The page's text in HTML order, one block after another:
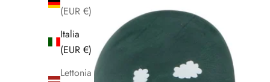
(EUR €)
Italia
(EUR €)
Lettonia